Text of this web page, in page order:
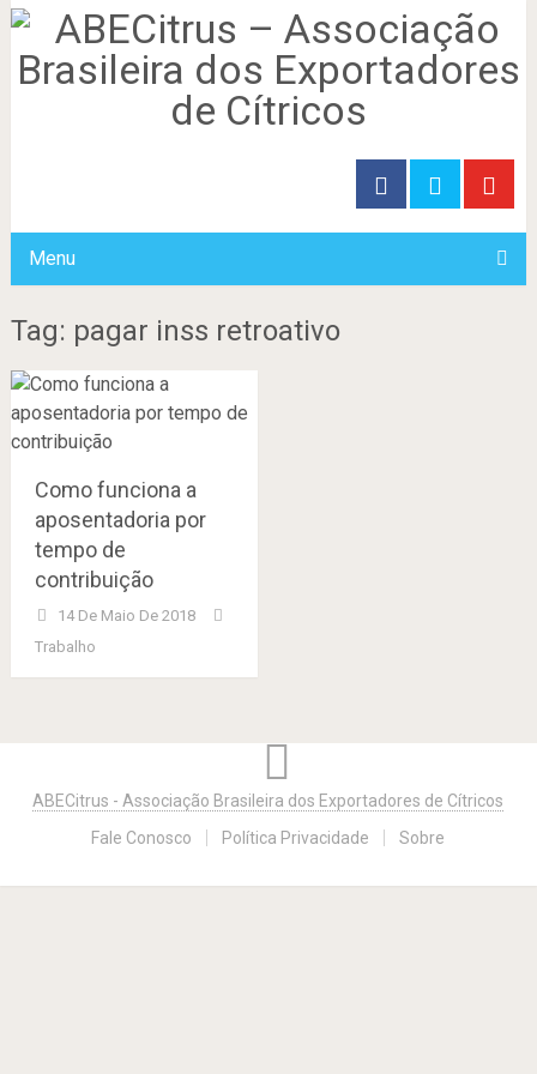
Menu
Tag: pagar inss retroativo
Como funciona a
aposentadoria por
tempo de
contribuição
14 De Maio De 2018
Trabalho
navigation
ABECitrus - Associação Brasileira dos Exportadores de Cítricos
Fale Conosco
Política Privacidade Sobre